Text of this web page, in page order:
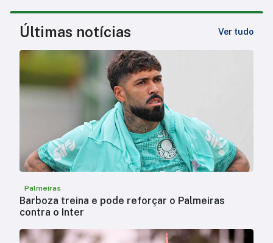
Últimas notícias Ver tudo
Palmeiras
Barboza treina e pode reforçar o Palmeiras
contra o Inter